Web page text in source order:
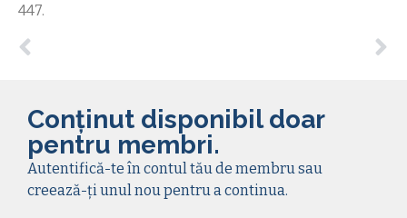
447.
Conținut disponibil doar
pentru membri.
Autentifică-te în contul tău de membru sau
creează-ți unul nou pentru a continua.